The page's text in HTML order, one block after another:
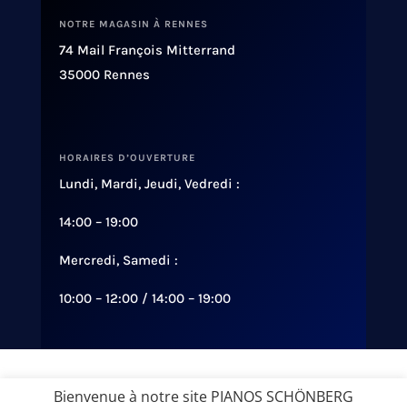
NOTRE MAGASIN À RENNES
74 Mail François Mitterrand
35000 Rennes
HORAIRES D’OUVERTURE
Lundi, Mardi, Jeudi, Vedredi :
14:00 – 19:00
Mercredi, Samedi :
10:00 – 12:00 / 14:00 – 19:00
Conception :Diginsol
Bienvenue à notre site PIANOS SCHÖNBERG